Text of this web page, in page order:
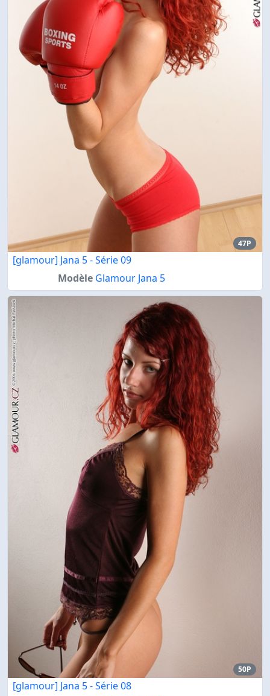
47P
[glamour] Jana 5 - Série 09
Modèle Glamour Jana 5
50P
[glamour] Jana 5 - Série 08